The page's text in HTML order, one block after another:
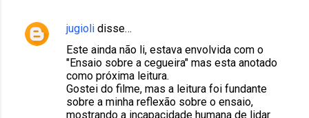
o
s
jugioli disse…
Este ainda não li, estava envolvida com o
"Ensaio sobre a cegueira" mas esta anotado
como próxima leitura.
Gostei do filme, mas a leitura foi fundante
sobre a minha reflexão sobre o ensaio,
mostrando a incapacidade humana de lidar